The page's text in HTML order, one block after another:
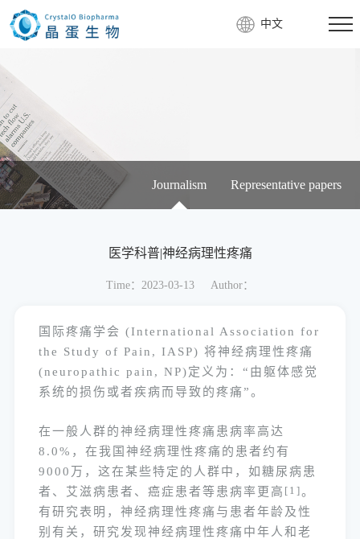
中文
Journalism Representative papers
医学科普|神经病理性疼痛
Time：2023-03-13 Author：
国际疼痛学会 (International Association for
the Study of Pain, IASP) 将神经病理性疼痛
(neuropathic pain, NP)定义为：“由躯体感觉
系统的损伤或者疾病而导致的疼痛”。
在一般人群的神经病理性疼痛患病率高达
8.0%，在我国神经病理性疼痛的患者约有
9000万，这在某些特定的人群中，如糖尿病患
者、艾滋病患者、癌症患者等患病率更高 [1] 。
有研究表明，神经病理性疼痛与患者年龄及性
别有关，研究发现神经病理性疼痛中年人和老